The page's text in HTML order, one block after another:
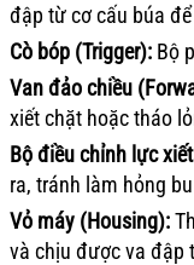
đập từ cơ cấu búa
Cò bóp (Trigger): Bộ
Van đảo chiều
xiết chặt hoặc tháo
Bộ điều chỉnh lực
ra, tránh làm hỏng
Vỏ máy (Housing):
và chịu được va đập